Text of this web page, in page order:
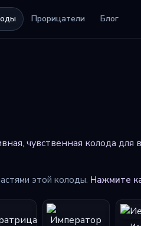
Прорицатели Блог
чувственная колода для
этой колоды. Нажмите